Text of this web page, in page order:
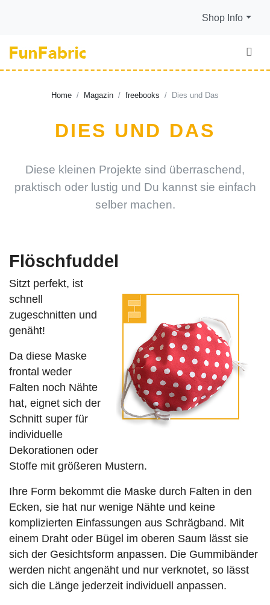
Shop Info
Home Magazin freebooks Dies und Das
DIES UND DAS
Diese kleinen Projekte sind überraschend,
praktisch oder lustig und Du kannst sie einfach
selber machen.
Flöschfuddel
Sitzt perfekt, ist
schnell
zugeschnitten und
genäht!
Da diese Maske
frontal weder
Falten noch Nähte
hat, eignet sich der
Schnitt super für
individuelle
Dekorationen oder
Stoffe mit größeren Mustern.
Ihre Form bekommt die Maske durch Falten in den
Ecken, sie hat nur wenige Nähte und keine
komplizierten Einfassungen aus Schrägband. Mit
einem Draht oder Bügel im oberen Saum lässt sie
sich der Gesichtsform anpassen. Die Gummibänder
werden nicht angenäht und nur verknotet, so lässt
sich die Länge jederzeit individuell anpassen.